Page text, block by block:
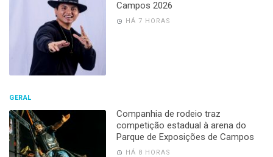
Campos 2026
HÁ 7 HORAS
GERAL
Companhia de rodeio traz
competição estadual à arena do
Parque de Exposições de Campos
HÁ 8 HORAS